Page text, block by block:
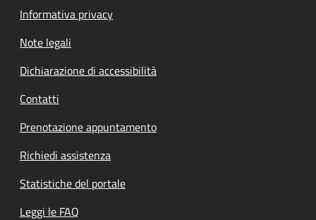
Informativa privacy
Note legali
Dichiarazione di accessibilità
Contatti
Prenotazione appuntamento
Richiedi assistenza
Statistiche del portale
Leggi le FAQ